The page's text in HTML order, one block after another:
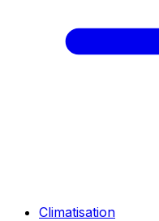
Climatisation